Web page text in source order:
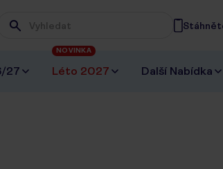
Wpisz frazę, której szukasz
27 Léto 2027
NOVINKA
Další Nabídka